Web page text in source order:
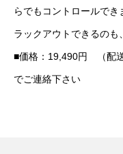
らでもコントロールで
ラックアウトできるのも
■価格：19,490円 （配
でご連絡下さい